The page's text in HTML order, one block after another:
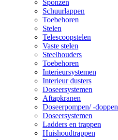
Sponzen
Schuurlappen
Toebehoren
Stelen
Telescoopstelen
Vaste stelen
Steelhouders
Toebehoren
Interieursystemen
Interieur dusters
Doseersystemen
Aftapkranen
Doseerpompen/ -doppen
Doseersystemen
Ladders en trappen
Huishoudtrappen